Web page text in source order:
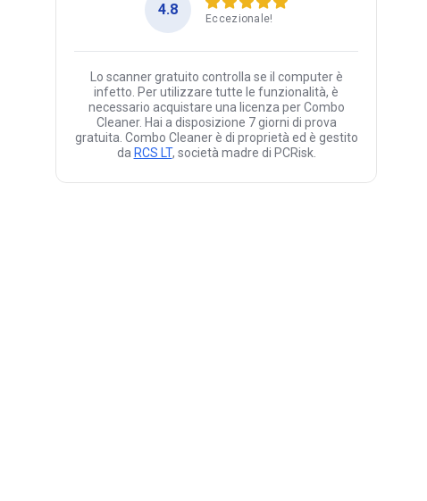
4.8
Eccezionale!
Lo scanner gratuito controlla se il computer è
infetto. Per utilizzare tutte le funzionalità, è
necessario acquistare una licenza per Combo
Cleaner. Hai a disposizione 7 giorni di prova
gratuita. Combo Cleaner è di proprietà ed è gestito
da RCS LT, società madre di PCRisk.